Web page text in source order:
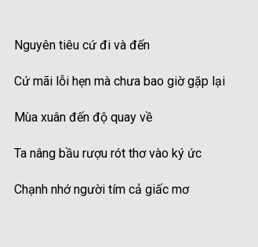
Nguyên tiêu cứ đi và đến
Cứ mãi lỗi hẹn mà chưa bao giờ gặp lại
Mùa xuân đến độ quay về
Ta nâng bầu rượu rót thơ vào ký ức
Chạnh nhớ người tím cả giấc mơ